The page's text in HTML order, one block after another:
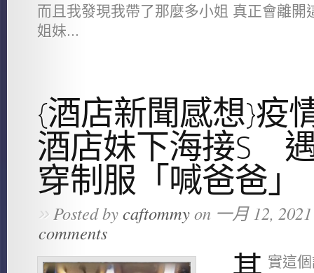
而且我發現我帶了那麼多小姐 真正會離開
姐妹...
{酒店新聞感想}疫
酒店妹下海接S
穿制服「喊爸爸」
»Posted bycaftommyon 一月 12,
comments
實這